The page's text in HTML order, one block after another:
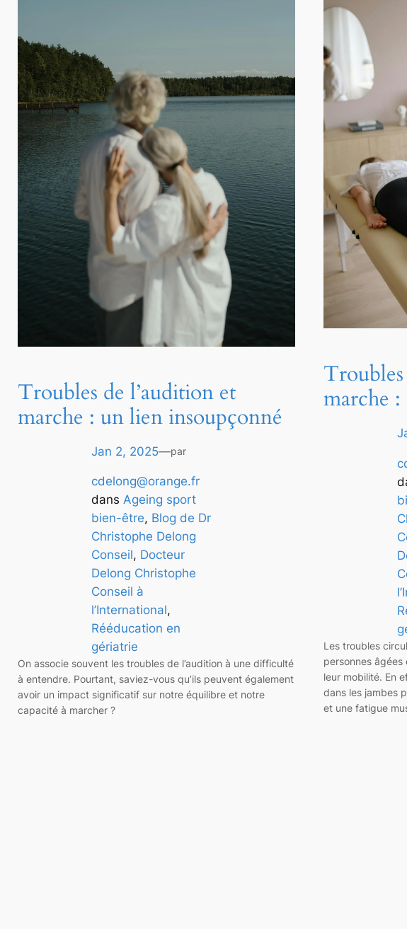
Troubles de l’audition et
marche : un lien insoupçonné
Jan 2, 2025—par
cdelong@orange.fr
dansAgeing sport
bien-être, Blog de Dr
Christophe Delong
Conseil, Docteur
Delong Christophe
Conseil à
l’International
Rééducation en
gériatrie
On associe souvent les troubles de l’audition à une difficulté
à entendre. Pourtant, saviez-vous qu’ils peuvent également
avoir un impact significatif sur notre équilibre et notre
capacité à marcher ?
marche
Les troubles
personnes
leur mobilité. En
dans les jambes
et une fatigue